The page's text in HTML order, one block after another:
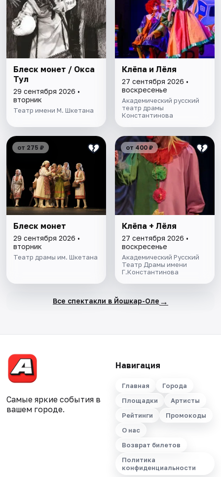
Блеск монет / Окса
Тул
29 сентября 2026 •
вторник
Театр имени М. Шкетана
Клёпа и Лёля
27 сентября 2026 •
воскресенье
Академический русский
театр драмы
Константинова
от 275 ₽
Блеск монет
29 сентября 2026 •
вторник
Театр драмы им. Шкетана
от 400 ₽
Клёпа + Лёля
27 сентября 2026 •
воскресенье
Академический Русский
Театр Драмы имени
Г.Константинова
Все спектакли в Йошкар-Оле →
Самые яркие события в
вашем городе.
Навигация
Главная
Города
Площадки
Артисты
Рейтинги
Промокоды
О нас
Возврат билетов
Политика
конфиденциальности